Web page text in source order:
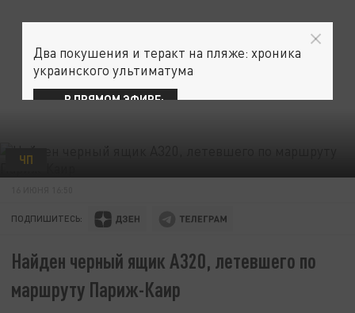
ЧП
ПОДПИШИТЕСЬ:
Найден черный ящик A320, летевшего по
маршруту Париж-Каир
Два покушения и теракт на пляже: хроника
украинского ультиматума
В ПРЯМОМ ЭФИРЕ: